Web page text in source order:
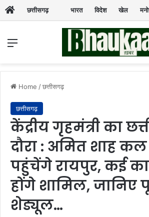
छत्तीसगढ़ भारत विदेश खेल
Menu
Home /छत्तीसगढ़
छत्तीसगढ़
केंद्रीय गृहमंत्री का
दौरा : अमित शाह कल
पहुंचेंगे रायपुर, कई
होंगे शामिल, जानिए
शेड्यूल…